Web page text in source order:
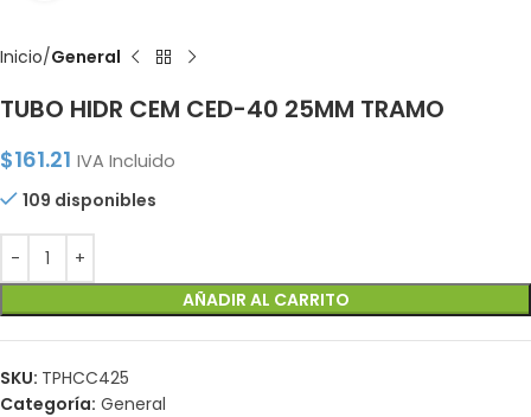
Inicio General
TUBO HIDR CEM CED-40 25MM TRAMO
$161.21 IVA Incluido
109 disponibles
AÑADIR AL CARRITO
SKU: TPHCC425
Categoría: General